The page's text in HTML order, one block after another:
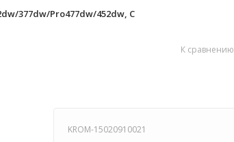
377dw/Pro477dw/452dw, C
К сравнению
KROM-15020910021